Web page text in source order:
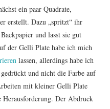
ein paar Quadrate,
erstellt. Dazu „spritzt“ ihr
und lasst sie gut
der Gelli Plate habe ich mich
lassen, allerdings habe ich
und nicht die Farbe auf
mit kleiner Gelli Plate
Herausforderung. Der Abdruck